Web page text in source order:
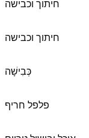
חיתוך וכבישה
חיתוך וכבישה
כְּבִישָׁה
פלפל חריף